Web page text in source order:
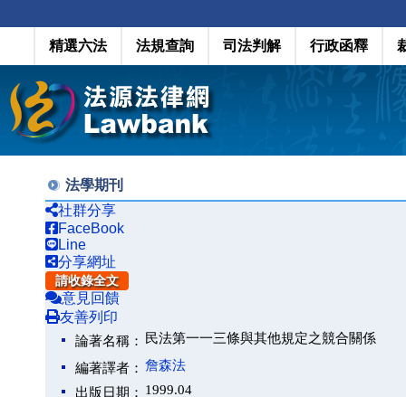
精選六法 法規查詢 司法判解 行政函釋
法學期刊
社群分享
FaceBook
Line
分享網址
請收錄全文
意見回饋
友善列印
論著名稱： 民法第一一三條與其他規定之競合關係
編著譯者： 詹森法
出版日期： 1999.04